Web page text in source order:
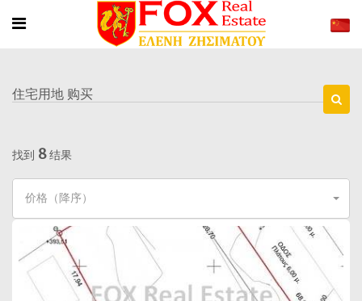
住宅用地 购买
找到 8结果
价格（降序）